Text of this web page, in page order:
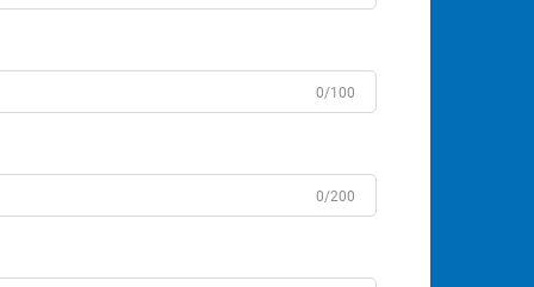
0/100
0/200